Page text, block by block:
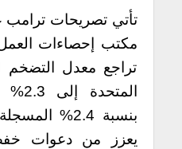
تأتي تصريحات
مكتب إحصاءات العمل
تراجع معدل التضخم
بنسبة 2.4%
يعزز من دعوات